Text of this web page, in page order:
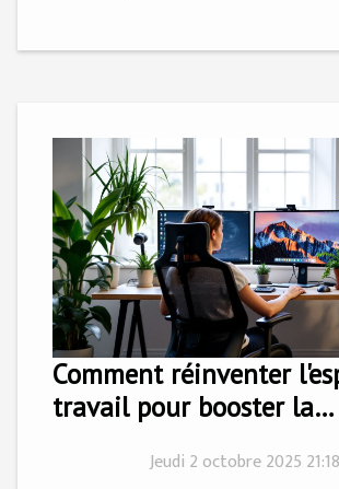
Comment réinventer
travail pour booster la
Jeudi 2 octobre 2025 21:18